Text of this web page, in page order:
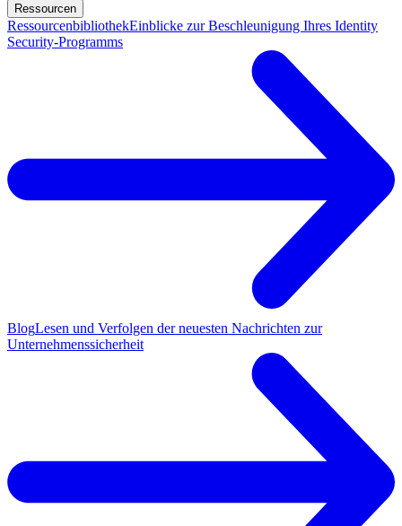
Ressourcen
RessourcenbibliothekEinblicke zur Beschleunigung Ihres Identity
Security-Programms
BlogLesen und Verfolgen der neuesten Nachrichten zur
Unternehmenssicherheit